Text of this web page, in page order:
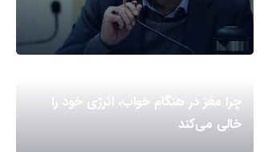
چرا مغز در هنگام خواب، انرژی خود را
خالی می‌کند